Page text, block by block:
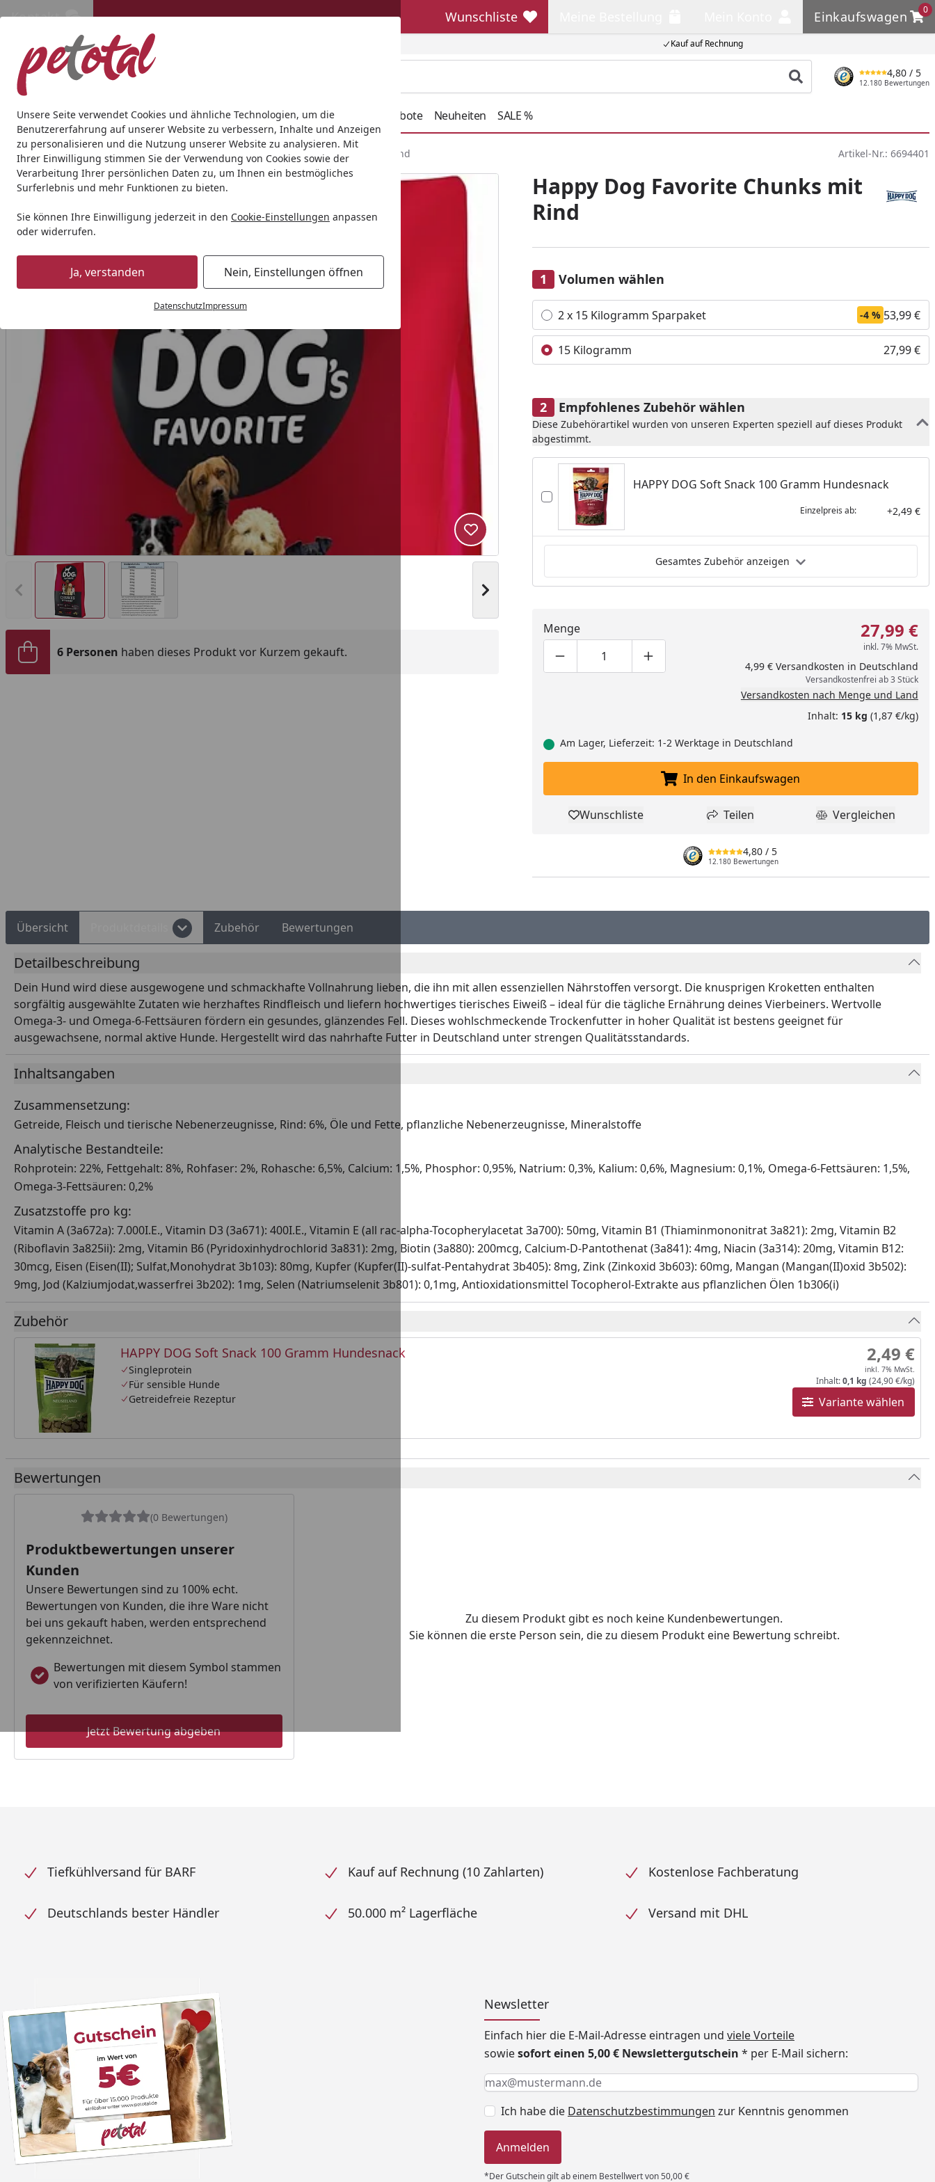
Unsere Seite verwendet Cookies und ähnliche Technologien, um die
Benutzererfahrung auf unserer Website zu verbessern, Inhalte und Anzeigen
zu personalisieren und die Nutzung unserer Website zu analysieren. Mit
Ihrer Einwilligung stimmen Sie der Verwendung von Cookies sowie der
Verarbeitung Ihrer persönlichen Daten zu, um Ihnen ein bestmögliches
Surferlebnis und mehr Funktionen zu bieten.
Sie können Ihre Einwilligung jederzeit in den Cookie-Einstellungen anpassen
oder widerrufen.
Ja, verstanden Nein, Einstellungen öffnen
DatenschutzImpressum
Kauf auf Rechnung
Kontakt Wunschliste
Wunschliste Einkaufswagen
0
Einkaufswagen
Produkt suchen
4,80 / 5
12.180 Bewertungen
Hund Katze Aquaristik Teich Andere Tierarten Geschenkideen Angebote Neuheiten SALE %
Startseite
Hund Hundetrockenfutter HAPPY DOG Happy Dog Favorite Chunks mit Rind Artikel-Nr.: 6694401
Vorheriges Bild anzeigen Nächstes Bild anzeigen
Produkt zur Wunschliste hinzufügen
6 Personen haben dieses Produkt vor Kurzem gekauft.
Happy Dog Favorite Chunks mit
Rind
Volumen wählen
Alle anzeigen (2)
2 x 15 Kilogramm Sparpaket -4 % 53,99 €
15 Kilogramm 27,99 €
Empfohlenes Zubehör wählen
Diese Zubehörartikel wurden von unseren Experten speziell auf dieses Produkt
abgestimmt.
HAPPY DOG Soft Snack 100 Gramm Hundesnack
Einzelpreis ab: +2,49 €
Gesamtes Zubehör anzeigen
Menge
Produktmenge um eins verringern
Produktmenge manuell eingeben
Produktmenge um eins erhöhen
27,99 €
inkl. 7% MwSt.
4,99 € Versandkosten in Deutschland
Versandkostenfrei ab 3 Stück
Versandkosten nach Menge und Land
Inhalt: 15 kg (1,87 €/kg)
Am Lager, Lieferzeit: 1-2 Werktage in Deutschland
In den Einkaufswagen legen
In den Einkaufswagen
Produkt zur Wunschliste hinzufügen
Wunschliste Teilen
Teilen Produkt
Vergleichen
4,80 / 5
12.180 Bewertungen
Übersicht Zubehör Bewertungen
Detailbeschreibung
Dein Hund wird diese ausgewogene und schmackhafte Vollnahrung lieben, die ihn mit allen essenziellen Nährstoffen versorgt. Die knusprigen Kroketten enthalten
sorgfältig ausgewählte Zutaten wie herzhaftes Rindfleisch und liefern hochwertiges tierisches Eiweiß – ideal für die tägliche Ernährung deines Vierbeiners. Wertvolle
Omega-3- und Omega-6-Fettsäuren fördern ein gesundes, glänzendes Fell. Dieses wohlschmeckende Trockenfutter in hoher Qualität ist bestens geeignet für
ausgewachsene, normal aktive Hunde. Hergestellt wird das nahrhafte Futter in Deutschland unter strengen Qualitätsstandards.
Inhaltsangaben
Zusammensetzung:
Getreide, Fleisch und tierische Nebenerzeugnisse, Rind: 6%, Öle und Fette, pflanzliche Nebenerzeugnisse, Mineralstoffe
Analytische Bestandteile:
Rohprotein: 22%, Fettgehalt: 8%, Rohfaser: 2%, Rohasche: 6,5%, Calcium: 1,5%, Phosphor: 0,95%, Natrium: 0,3%, Kalium: 0,6%, Magnesium: 0,1%, Omega-6-Fettsäuren: 1,5%,
Omega-3-Fettsäuren: 0,2%
Zusatzstoffe pro kg:
Vitamin A (3a672a): 7.000I.E., Vitamin D3 (3a671): 400I.E., Vitamin E (all rac-alpha-Tocopherylacetat 3a700): 50mg, Vitamin B1 (Thiaminmononitrat 3a821): 2mg, Vitamin B2
(Riboflavin 3a825ii): 2mg, Vitamin B6 (Pyridoxinhydrochlorid 3a831): 2mg, Biotin (3a880): 200mcg, Calcium-D-Pantothenat (3a841): 4mg, Niacin (3a314): 20mg, Vitamin B12:
30mcg, Eisen (Eisen(II); Sulfat,Monohydrat 3b103): 80mg, Kupfer (Kupfer(II)-sulfat-Pentahydrat 3b405): 8mg, Zink (Zinkoxid 3b603): 60mg, Mangan (Mangan(II)oxid 3b502):
9mg, Jod (Kalziumjodat,wasserfrei 3b202): 1mg, Selen (Natriumselenit 3b801): 0,1mg, Antioxidationsmittel Tocopherol-Extrakte aus pflanzlichen Ölen 1b306(i)
Zubehör
HAPPY DOG Soft Snack 100 Gramm Hundesnack
Singleprotein
Für sensible Hunde
Getreidefreie Rezeptur
Variante wählen
2,49 €
inkl. 7% MwSt.
Inhalt:0,1 kg (24,90 €/kg)
Bewertungen
(0 Bewertungen)
Produktbewertungen unserer
Kunden
Unsere Bewertungen sind zu 100% echt.
Bewertungen von Kunden, die ihre Ware nicht
bei uns gekauft haben, werden entsprechend
gekennzeichnet.
Bewertungen mit diesem Symbol stammen
von verifizierten Käufern!
Jetzt Bewertung abgeben
Zu diesem Produkt gibt es noch keine Kundenbewertungen.
Sie können die erste Person sein, die zu diesem Produkt eine Bewertung schreibt.
Tiefkühlversand für BARF Kauf auf Rechnung (10 Zahlarten) Kostenlose Fachberatung
Deutschlands bester Händler 50.000 m² Lagerfläche Versand mit DHL
Newsletter
Einfach hier die E-Mail-Adresse eintragen und viele Vorteile
sowiesofort einen 5,00 € Newslettergutschein * per E-Mail sichern:
Keine Eingabe erforderlich
Eingabe erforderlich
E-Mail *
Ich habe die Datenschutzbestimmungen zur Kenntnis genommen
Anmelden
*Der Gutschein gilt ab einem Bestellwert von 50,00 €